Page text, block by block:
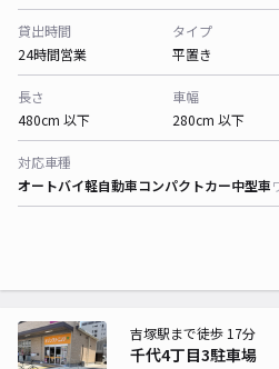
貸出時間
24時間営業
タイプ
平置き
長さ
480cm 以下
車幅
280cm 以下
対応車種
オートバイ軽自動車コンパクトカー中型車
千代4丁目3駐車場
吉塚駅まで徒歩 17分